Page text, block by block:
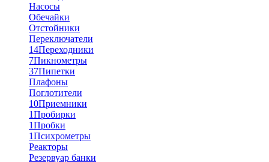
Насосы
Обечайки
Отстойники
Переключатели
14Переходники
7Пикнометры
37Пипетки
Плафоны
Поглотители
10Приемники
1Пробирки
1Пробки
1Психрометры
Реакторы
Резервуар банки